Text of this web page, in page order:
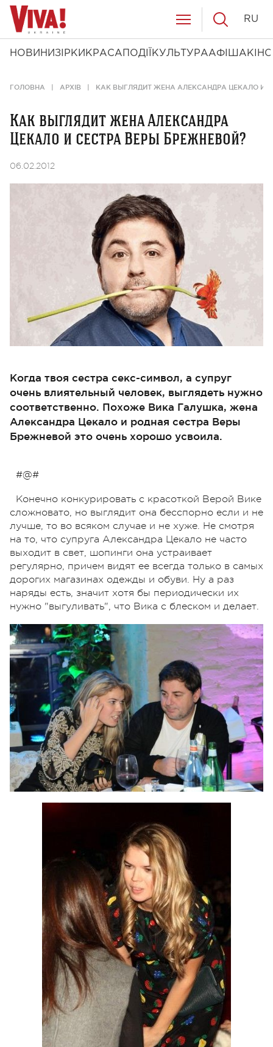
НОВИНИ ЗІРКИ КРАСА ПОДІЇ КУЛЬТУРААФІША КІНО
RU
ГОЛОВНА АРХІВ КАК ВЫГЛЯДИТ ЖЕНА АЛЕКСАНДРА ЦЕКАЛО И
Как выглядит жена Александра
Цекало и сестра Веры Брежневой?
06.02.2012
Когда твоя сестра секс-символ, а супруг
очень влиятельный человек, выглядеть нужно
соответственно. Похоже Вика Галушка, жена
Александра Цекало и родная сестра Веры
Брежневой это очень хорошо усвоила.
#@#
Конечно конкурировать с красоткой Верой Вике
сложновато, но выглядит она бесспорно если и не
лучше, то во всяком случае и не хуже. Не смотря
на то, что супруга Александра Цекало не часто
выходит в свет, шопинги она устраивает
регулярно, причем видят ее всегда только в самых
дорогих магазинах одежды и обуви. Ну а раз
наряды есть, значит хотя бы периодически их
нужно "выгуливать", что Вика с блеском и делает.